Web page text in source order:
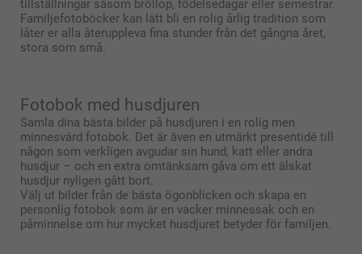
tillställningar såsom bröllop, födelsedagar eller semestrar.
Familjefotoböcker kan lätt bli en rolig årlig tradition som
låter er alla återuppleva fina stunder från det gångna året,
stora som små.
Fotobok med husdjuren
Samla dina bästa bilder på husdjuren i en rolig men
minnesvärd fotobok. Det är även en utmärkt presentidé till
någon som verkligen avgudar sin hund, katt eller andra
husdjur – och en extra omtänksam gåva om ett älskat
husdjur nyligen gått bort.
Välj ut bilder från de bästa ögonblicken och skapa en
personlig fotobok som är en vacker minnessak och en
påminnelse om hur mycket husdjuret betyder för familjen.